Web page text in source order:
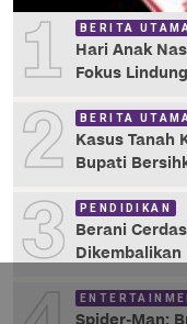
1 BERITA
Hari Anak
Fokus
2 BERITA
Kasus Tanah
Bupati
3 PENDIDIKAN
Berani
Dikembalikan